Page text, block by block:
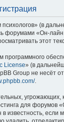
(в
форумами «Он-
этот
License» (в
Group не несёт
.
для
известность,